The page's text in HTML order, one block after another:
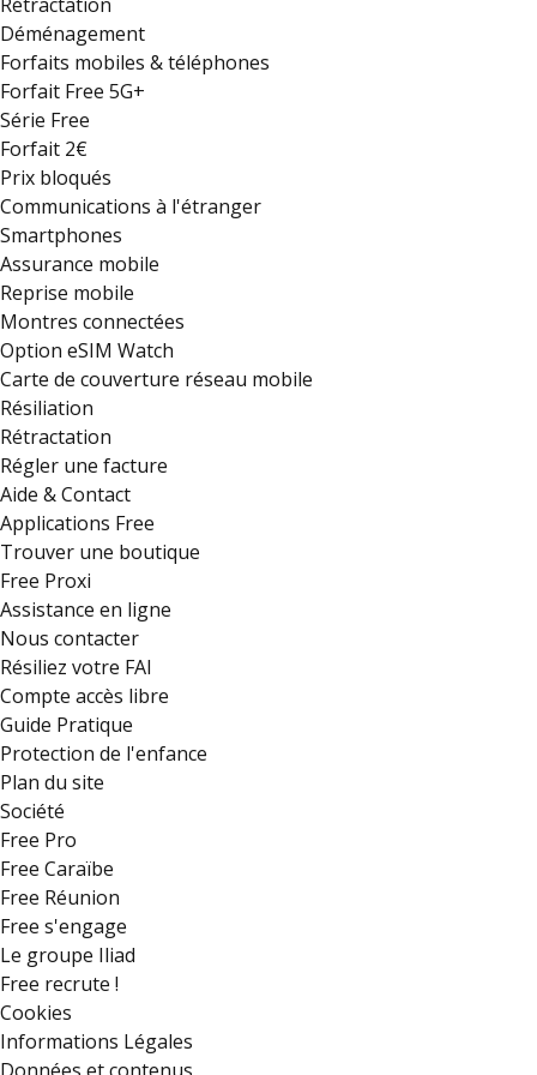
Déménagement
Forfaits mobiles & téléphones
Forfait Free 5G+
Série Free
Forfait 2€
Prix bloqués
Communications à l'étranger
Smartphones
Assurance mobile
Reprise mobile
Montres connectées
Option eSIM Watch
Carte de couverture réseau mobile
Résiliation
Rétractation
Régler une facture
Aide & Contact
Applications Free
Trouver une boutique
Free Proxi
Assistance en ligne
Nous contacter
Résiliez votre FAI
Compte accès libre
Guide Pratique
Protection de l'enfance
Plan du site
Société
Free Pro
Free Caraïbe
Free Réunion
Free s'engage
Le groupe Iliad
Free recrute !
Cookies
Informations Légales